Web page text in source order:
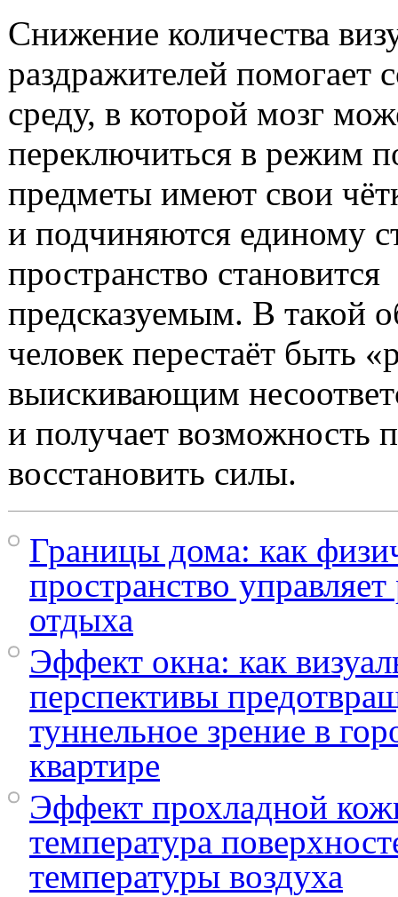
Снижение количества
раздражителей помогает
среду, в которой мозг
переключиться в режим
предметы имеют свои
и подчиняются единому
пространство становится
предсказуемым. В такой
человек перестаёт быть
выискивающим
и получает возможность
восстановить силы.
Границы дома: как
пространство
отдыха
Эффект окна: как
перспективы
туннельное зрение в
квартире
Эффект прохладной
температура
температуры воздуха